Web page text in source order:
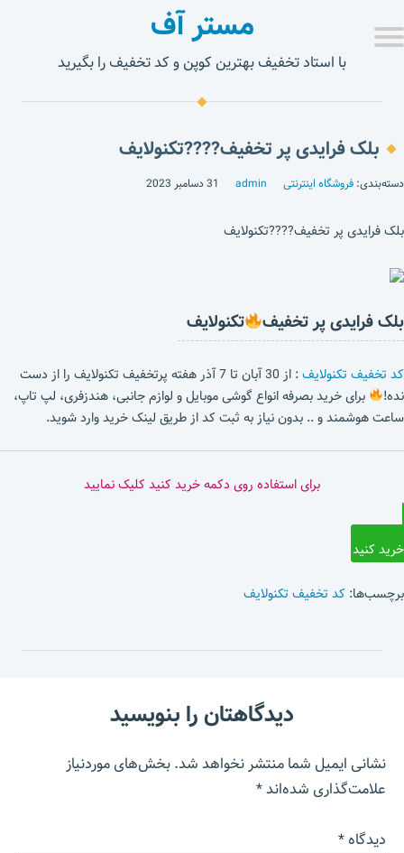
مستر آف
با استاد تخفیف بهترین کوپن و کد تخفیف را بگیرید
بلک فرایدی پر تخفیف????تکنولایف
دسته‌بندی: فروشگاه اینترنتی admin 31 دسامبر 2023
بلک فرایدی پر تخفیف????تکنولایف
بلک فرایدی پر تخفیف تکنولایف
کد تخفیف تکنولایف
: از 30 آبان تا 7 آذر هفته پرتخفیف تکنولایف را از دست
نده!
برای خرید بصرفه انواع گوشی موبایل و لوازم جانبی، هندزفری، لپ تاپ،
ساعت هوشمند و .. بدون نیاز به ثبت کد از طریق لینک خرید وارد شوید.
برای استفاده روی دکمه خرید کنید کلیک نمایید
خرید کنید
برچسب‌ها: کد تخفیف تکنولایف
دیدگاهتان را بنویسید
نشانی ایمیل شما منتشر نخواهد شد.بخش‌های موردنیاز
علامت‌گذاری شده‌اند*
دیدگاه*